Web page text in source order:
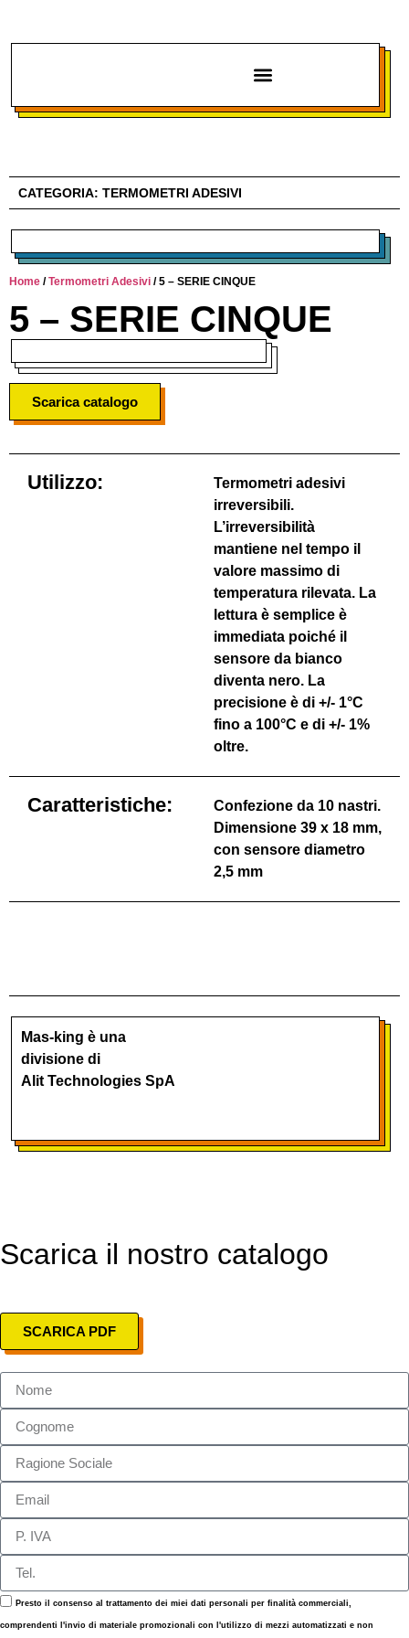
CATEGORIA: TERMOMETRI ADESIVI
Home /Termometri Adesivi / 5 – SERIE CINQUE
5 – SERIE CINQUE
Scarica catalogo
Utilizzo:
Termometri adesivi
irreversibili.
L’irreversibilità
mantiene nel tempo il
valore massimo di
temperatura rilevata. La
lettura è semplice è
immediata poiché il
sensore da bianco
diventa nero. La
precisione è di +/- 1°C
fino a 100°C e di +/- 1%
oltre.
Caratteristiche:
Confezione da 10 nastri.
Dimensione 39 x 18 mm,
con sensore diametro
2,5 mm
Mas-king è una
divisione di
Alit Technologies SpA
Scarica il nostro catalogo
SCARICA PDF
Presto il consenso al trattamento dei miei dati personali per finalità commerciali,
comprendenti l'invio di materiale promozionali con l'utilizzo di mezzi automatizzati e non